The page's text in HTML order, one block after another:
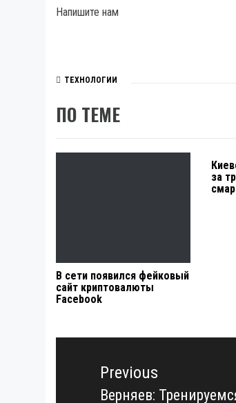
Напишите нам
ТЕХНОЛОГИИ
ПО ТЕМЕ
В сети появился фейковый
сайт криптовалюты
Facebook
за
Навигация
записямPrevious
Previous
Верняев: